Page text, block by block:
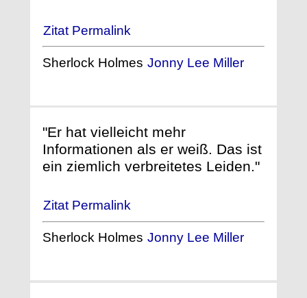
Zitat Permalink
Sherlock Holmes Jonny Lee Miller
"Er hat vielleicht mehr
Informationen als er weiß. Das ist
ein ziemlich verbreitetes Leiden."
Zitat Permalink
Sherlock Holmes Jonny Lee Miller